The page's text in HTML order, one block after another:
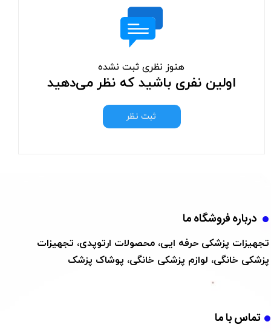
هنوز نظری ثبت نشده
اولین نفری باشید که نظر می‌دهید
ثبت نظر
درباره فروشگاه ما
تجهیزات پزشکی حرفه ایی، محصولات ارتوپدی، تجهیزات
پزشکی خانگی، لوازم پزشکی خانگی، پوشاک پزشک​​​​​​​
تماس با ما